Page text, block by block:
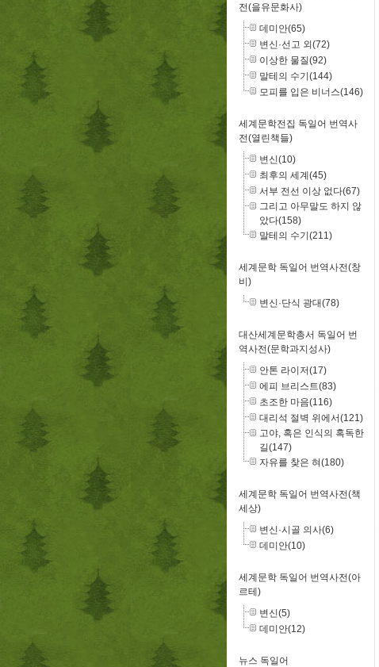
전(을유문화사)
데미안(65)
변신·선고 외(72)
이상한 물질(92)
말테의 수기(144)
모피를 입은 비너스(146)
세계문학전집 독일어 번역사
전(열린책들)
변신(10)
최후의 세계(45)
서부 전선 이상 없다(67)
그리고 아무말도 하지 않
았다(158)
말테의 수기(211)
세계문학 독일어 번역사전(창
비)
변신·단식 광대(78)
대산세계문학총서 독일어 번
역사전(문학과지성사)
안톤 라이저(17)
에피 브리스트(83)
초조한 마음(116)
대리석 절벽 위에서(121)
고야, 혹은 인식의 혹독한
길(147)
자유를 찾은 혀(180)
세계문학 독일어 번역사전(책
세상)
변신·시골 의사(6)
데미안(10)
세계문학 독일어 번역사전(아
르테)
변신(5)
데미안(12)
뉴스 독일어